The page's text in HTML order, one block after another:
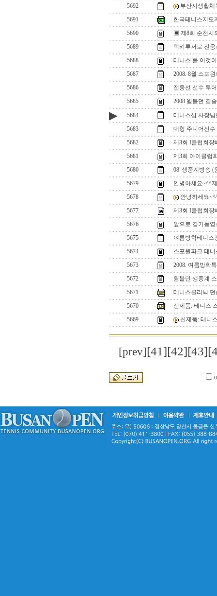
5692
부산시생활
5691
한국테니스지도
5690
▣ 제8회 순천시
5689
럭키루저로 전
5688
테니스 룰 이것
5687
2008. 8월 스포
5686
전웅선 선수 투
5685
2008 윔블던 결
▶ 5684
테니스샵 사장
5683
대형 주니어선수
5682
제3회 I클럽회장
5681
제3회 아이클럽
5680
08"생중계방송 (
5679
안녕하세요~^^
5678
안녕하세요
5677
제3회 I클럽회장
5676
앞으로 경기동
5675
여름방학테니스
5674
스포원파크 테
5673
2008. 여름방학
5672
윔블던 생중계
5671
테니스클리닉
5670
신제품: 테니스
5669
신제품: 테니
[prev][41][42][43]